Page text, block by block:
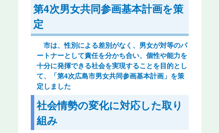
第4次男女共同参画基本計画を策
定
市は、性別による差別がなく、男女が対等のパ
ートナーとして責任を分かち合い、個性や能力を
十分に発揮できる社会を実現することを目的とし
て、「第4次広島市男女共同参画基本計画」を策
定しました
社会情勢の変化に対応した取り
組み